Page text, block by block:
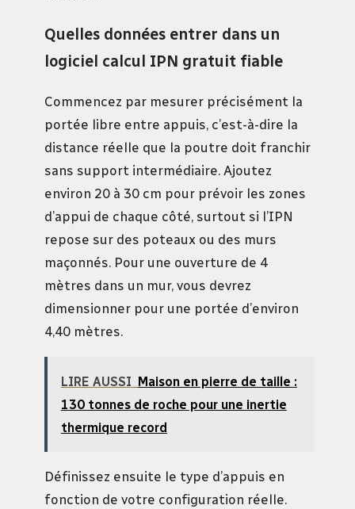
Quelles données entrer dans un
logiciel calcul IPN gratuit fiable
Commencez par mesurer précisément la
portée libre entre appuis, c’est-à-dire la
distance réelle que la poutre doit franchir
sans support intermédiaire. Ajoutez
environ 20 à 30 cm pour prévoir les zones
d’appui de chaque côté, surtout si l’IPN
repose sur des poteaux ou des murs
maçonnés. Pour une ouverture de 4
mètres dans un mur, vous devrez
dimensionner pour une portée d’environ
4,40 mètres.
LIRE AUSSI Maison en pierre de taille :
130 tonnes de roche pour une inertie
thermique record
Définissez ensuite le type d’appuis en
fonction de votre configuration réelle.